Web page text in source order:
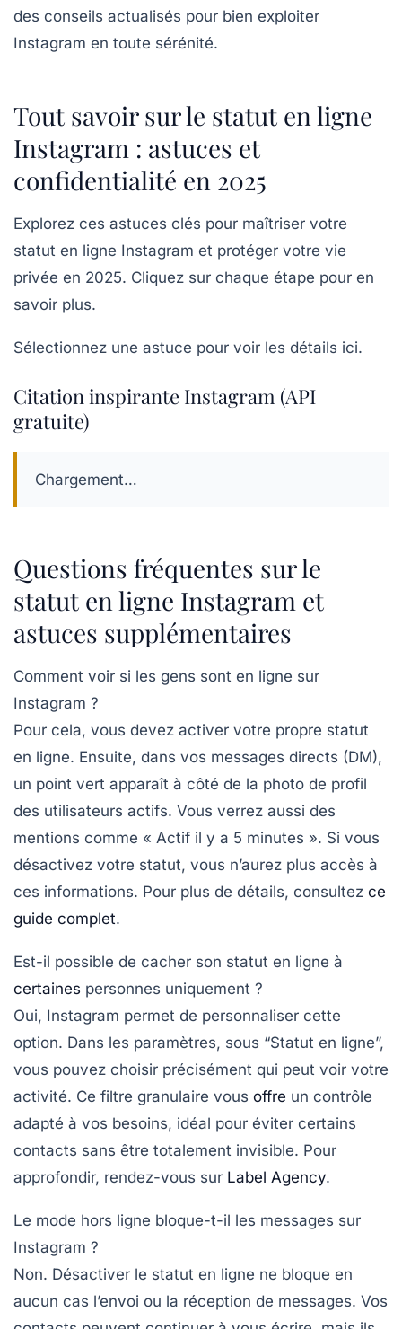
des conseils actualisés pour bien exploiter
Instagram en toute sérénité.
Tout savoir sur le statut en ligne
Instagram : astuces et
confidentialité en 2025
Explorez ces astuces clés pour maîtriser votre
statut en ligne Instagram et protéger votre vie
privée en 2025. Cliquez sur chaque étape pour en
savoir plus.
Sélectionnez une astuce pour voir les détails ici.
Citation inspirante Instagram (API
gratuite)
Chargement…
Questions fréquentes sur le
statut en ligne Instagram et
astuces supplémentaires
Comment voir si les gens sont en ligne sur
Instagram ?
Pour cela, vous devez activer votre propre statut
en ligne. Ensuite, dans vos messages directs (DM),
un point vert apparaît à côté de la photo de profil
des utilisateurs actifs. Vous verrez aussi des
mentions comme « Actif il y a 5 minutes ». Si vous
désactivez votre statut, vous n’aurez plus accès à
ces informations. Pour plus de détails, consultez ce
guide complet.
Est-il possible de cacher son statut en ligne à
certaines personnes uniquement ?
Oui, Instagram permet de personnaliser cette
option. Dans les paramètres, sous “Statut en ligne”,
vous pouvez choisir précisément qui peut voir votre
activité. Ce filtre granulaire vous offre un contrôle
adapté à vos besoins, idéal pour éviter certains
contacts sans être totalement invisible. Pour
approfondir, rendez-vous sur Label Agency.
Le mode hors ligne bloque-t-il les messages sur
Instagram ?
Non. Désactiver le statut en ligne ne bloque en
aucun cas l’envoi ou la réception de messages. Vos